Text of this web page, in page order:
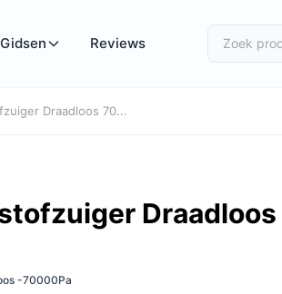
Gidsen Reviews
Draadloos 70...
-70000Pa